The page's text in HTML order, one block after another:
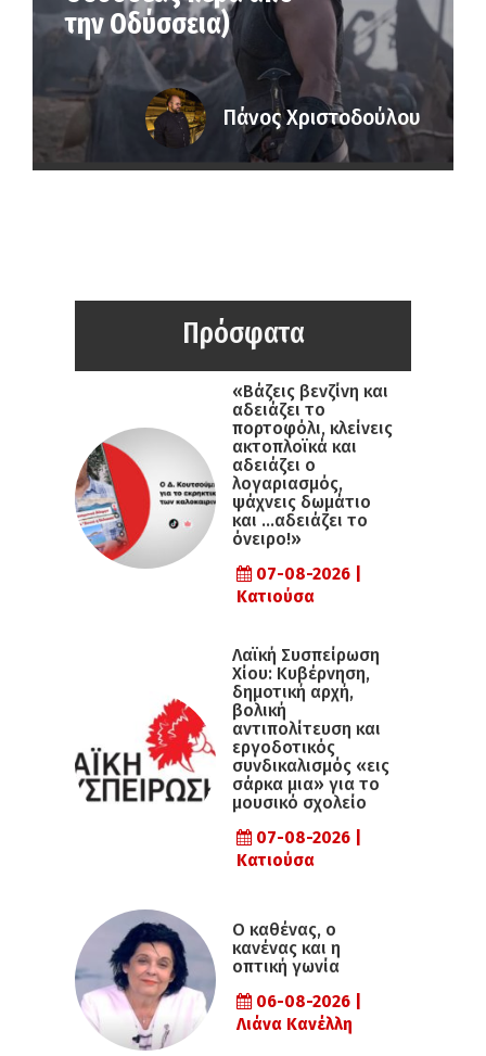
την Οδύσσεια)
Πάνος Χριστοδούλου
Πρόσφατα
«Βάζεις βενζίνη και
αδειάζει το
πορτοφόλι, κλείνεις
ακτοπλοϊκά και
αδειάζει ο
λογαριασμός,
ψάχνεις δωμάτιο
και …αδειάζει το
όνειρο!»
07-08-2026 |
Κατιούσα
Λαϊκή Συσπείρωση
Χίου: Κυβέρνηση,
δημοτική αρχή,
βολική
αντιπολίτευση και
εργοδοτικός
συνδικαλισμός «εις
σάρκα μια» για το
μουσικό σχολείο
07-08-2026 |
Κατιούσα
Ο καθένας, ο
κανένας και η
οπτική γωνία
06-08-2026 |
Λιάνα Κανέλλη